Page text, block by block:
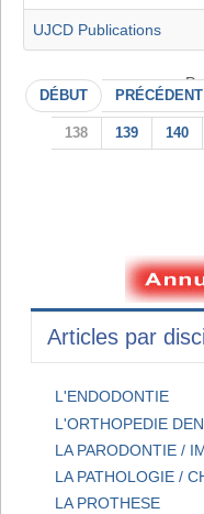
UJCD Publications
DÉBUT PRÉCÉDENT
138 139 140
Articles par
L'ENDODONTIE
L'ORTHOPEDIE
LA PARODONTIE /
LA PATHOLOGIE /
LA PROTHESE